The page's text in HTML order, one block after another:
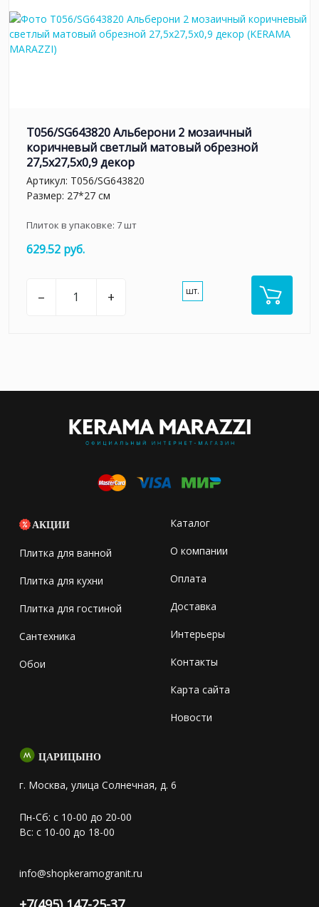
T056/SG643820 Альберони 2 мозаичный
коричневый светлый матовый обрезной
27,5x27,5x0,9 декор
Артикул: T056/SG643820
Размер: 27*27 см
Плиток в упаковке: 7шт
629.52 руб.
– + шт.
АКЦИИ
Плитка для ванной
Плитка для кухни
Плитка для гостиной
Сантехника
Обои
Каталог
О компании
Оплата
Доставка
Интерьеры
Контакты
Карта сайта
Новости
ЦАРИЦЫНО
г. Москва, улица Солнечная, д. 6
Пн-Сб: с 10-00 до 20-00
Вс: с 10-00 до 18-00
info@shopkeramogranit.ru